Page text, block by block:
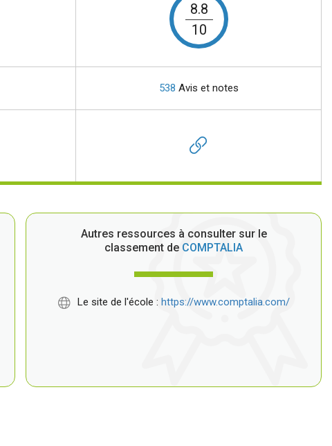
8.8
10
538 Avis et notes
Autres ressources à consulter sur le
classement de COMPTALIA
Le site de l'école : https://www.comptalia.com/